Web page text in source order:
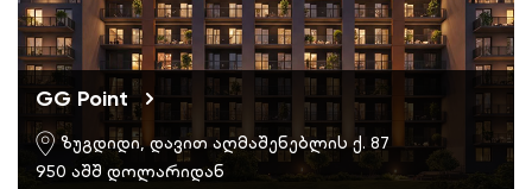
GG Point
ზუგდიდი, დავით აღმაშენებლის ქ. 87
950 აშშ დოლარიდან